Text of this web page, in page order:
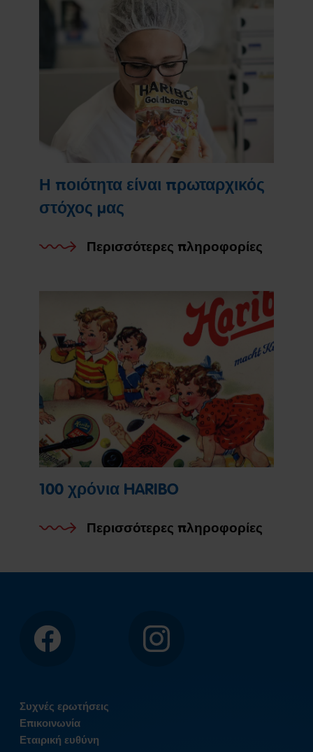
Η ποιότητα είναι πρωταρχικός
στόχος μας
Περισσότερες πληροφορίες
100 χρόνια HARIBO
Περισσότερες πληροφορίες
Facebook Instagram
Συχνές ερωτήσεις
Επικοινωνία
Εταιρική ευθύνη